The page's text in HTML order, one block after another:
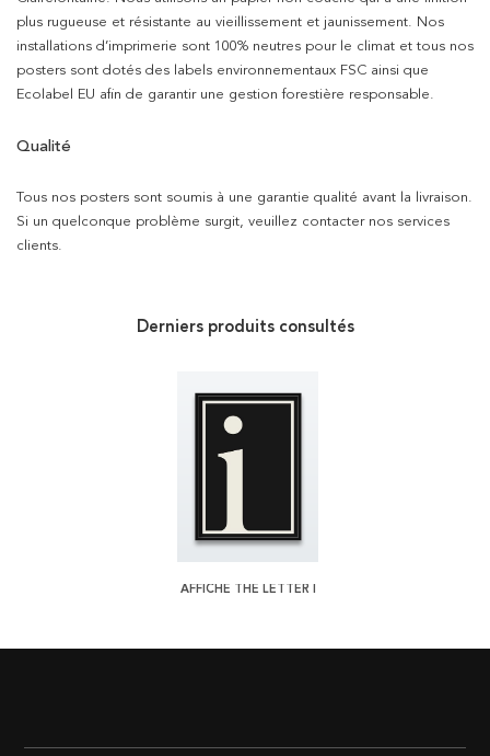
plus rugueuse et résistante au vieillissement et jaunissement. Nos
installations d’imprimerie sont 100% neutres pour le climat et tous nos
posters sont dotés des labels environnementaux FSC ainsi que
Ecolabel EU afin de garantir une gestion forestière responsable.
Qualité
Tous nos posters sont soumis à une garantie qualité avant la livraison.
Si un quelconque problème surgit, veuillez contacter nos services
clients.
Derniers produits consultés
AFFICHE THE LETTER I